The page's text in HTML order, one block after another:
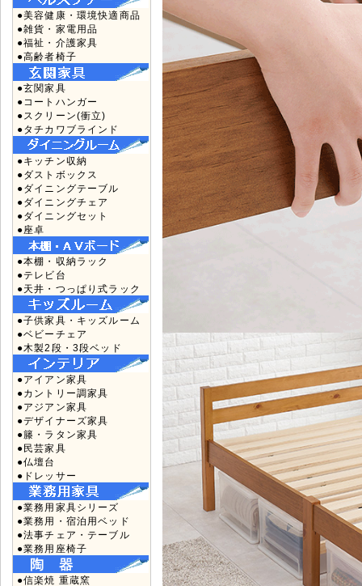
●美容健康・環境快適商品
●雑貨・家電用品
●福祉・介護家具
●高齢者椅子
●玄関家具
●コートハンガー
●スクリーン(衝立)
●タチカワブラインド
●キッチン収納
●ダストボックス
●ダイニングテーブル
●ダイニングチェア
●ダイニングセット
●座卓
●本棚・収納ラック
●テレビ台
●天井・つっぱり式ラック
●子供家具・キッズルーム
●ベビーチェア
●木製2段・3段ベッド
●アイアン家具
●カントリー調家具
●アジアン家具
●デザイナーズ家具
●籐・ラタン家具
●民芸家具
●仏壇台
●ドレッサー
●業務用家具シリーズ
●業務用・宿泊用ベッド
●法事チェア・テーブル
●業務用座椅子
●信楽焼 重蔵窯